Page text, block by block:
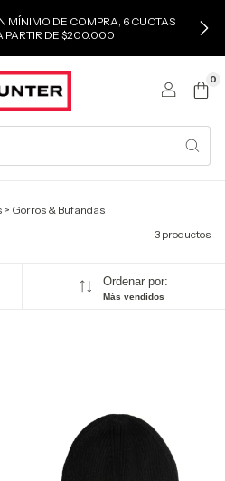
MÍNIMO DE COMPRA, 6 CUOTAS
PARTIR DE $200.000
0
> Gorros & Bufandas
3 productos
Ordenar por:
Más vendidos